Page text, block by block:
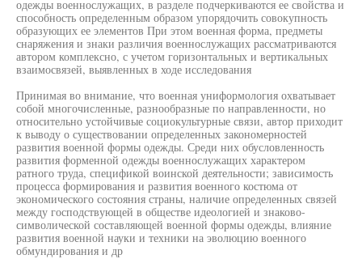
одежды военнослужащих, в разделе подчеркиваются ее свойства и
способность определенным образом упорядочить совокупность
образующих ее элементов При этом военная форма, предметы
снаряжения и знаки различия военнослужащих рассматриваются
автором комплексно, с учетом горизонтальных и вертикальных
взаимосвязей, выявленных в ходе исследования
Принимая во внимание, что военная униформология охватывает
собой многочисленные, разнообразные по направленности, но
относительно устойчивые социокультурные связи, автор приходит
к выводу о существовании определенных закономерностей
развития военной формы одежды. Среди них обусловленность
развития форменной одежды военнослужащих характером
ратного труда, спецификой воинской деятельности; зависимость
процесса формирования и развития военного костюма от
экономического состояния страны, наличие определенных связей
между господствующей в обществе идеологией и знаково-
символической составляющей военной формы одежды, влияние
развития военной науки и техники на эволюцию военного
обмундирования и др